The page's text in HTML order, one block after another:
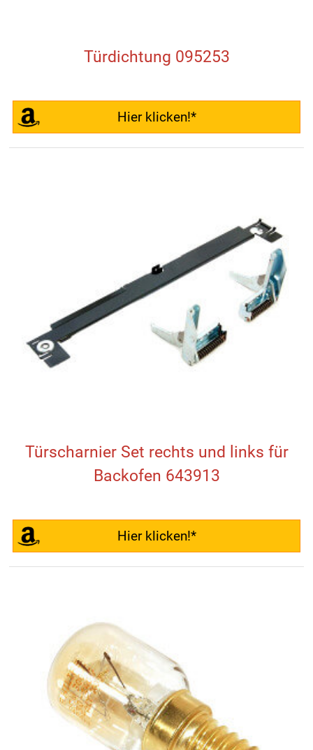
Türdichtung 095253
Hier klicken!*
Türscharnier Set rechts und links für
Backofen 643913
Hier klicken!*